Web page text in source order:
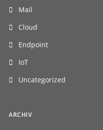
Mail
Cloud
Endpoint
IoT
Uncategorized
ARCHIV